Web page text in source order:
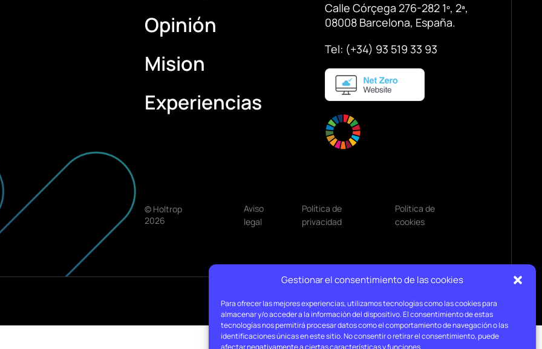
Gestionar el consentimiento de las cookies
Para ofrecer las mejores experiencias, utilizamos tecnologías como las cookies para
almacenar y/o acceder a la información del dispositivo. El consentimiento de estas
tecnologías nos permitirá procesar datos como el comportamiento de navegación o las
identificaciones únicas en este sitio. No consentir o retirar el consentimiento, puede
afectar negativamente a ciertas características y funciones.
Opinión
Mision
Experiencias
Calle Córçega 276-282 1º, 2ª,
08008 Barcelona, España.
Tel: (+34) 93 519 33 93
© Holtrop
2026
Aviso
legal
Política de
privacidad
Política de
cookies